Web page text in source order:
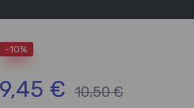
-10%
9,45 € 10,50 €